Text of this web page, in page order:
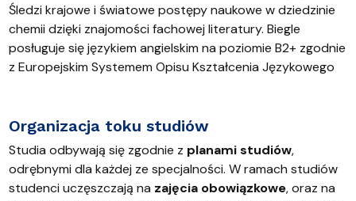
Śledzi krajowe i światowe postępy naukowe w dziedzinie
chemii dzięki znajomości fachowej literatury. Biegle
posługuje się językiem angielskim na poziomie B2+ zgodnie
z Europejskim Systemem Opisu Kształcenia Językowego
Organizacja toku studiów
Studia odbywają się zgodnie z planami studiów,
odrębnymi dla każdej ze specjalności. W ramach studiów
studenci uczęszczają na zajęcia obowiązkowe, oraz na